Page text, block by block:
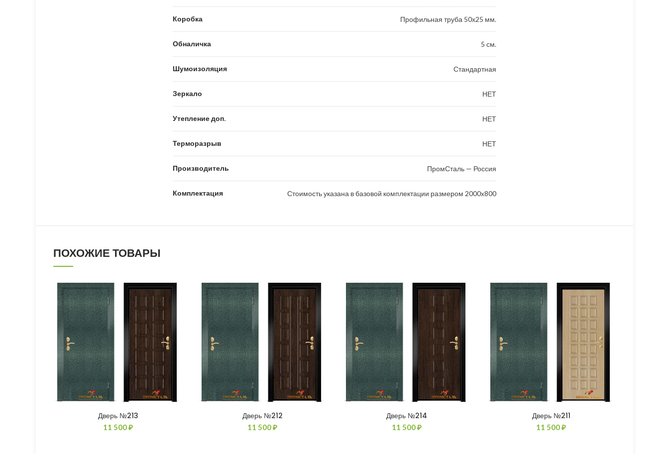
Коробка Профильная труба 50х25 мм.
Обналичка 5 см.
Шумоизоляция Стандартная
Зеркало НЕТ
Утепление доп. НЕТ
Терморазрыв НЕТ
Производитель ПромСталь — Россия
Комплектация Стоимость указана в базовой комплектации размером 2000х800
ПОХОЖИЕ ТОВАРЫ
Дверь №213
11 500₽
Дверь №212
11 500₽
Дверь №214
11 500₽
Дверь №211
11 500₽